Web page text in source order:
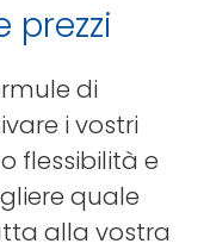
prezzi
di
i vostri
flessibilità e
quale
alla vostra